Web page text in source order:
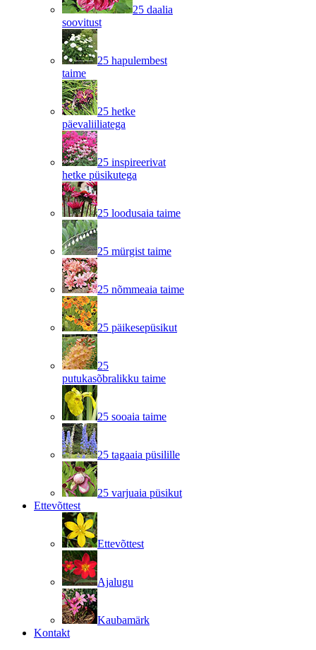
25 daalia
soovitust
25 hapulembest
taime
25 hetke
päevaliiliatega
25 inspireerivat
hetke püsikutega
25 loodusaia taime
25 mürgist taime
25 nõmmeaia taime
25 päikesepüsikut
25
putukasõbralikku taime
25 sooaia taime
25 tagaaia püsilille
25 varjuaia püsikut
Ettevõttest
Ettevõttest
Ajalugu
Kaubamärk
Kontakt